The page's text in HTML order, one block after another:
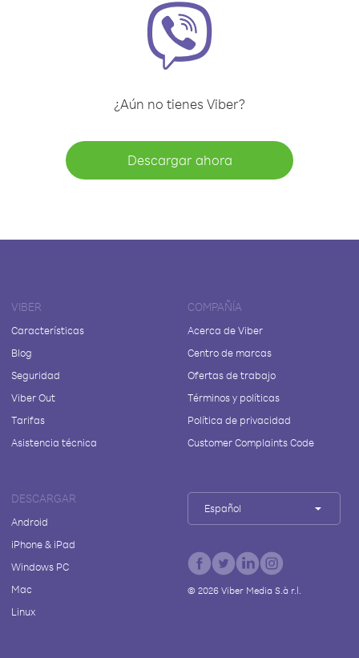
¿Aún no tienes Viber?
Descargar ahora
VIBER
Características
Blog
Seguridad
Viber Out
Tarifas
Asistencia técnica
COMPAÑÍA
Acerca de Viber
Centro de marcas
Ofertas de trabajo
Términos y políticas
Política de privacidad
Customer Complaints Code
DESCARGAR
Android
iPhone & iPad
Windows PC
Mac
Linux
Español
© 2026Viber Media S.à r.l.